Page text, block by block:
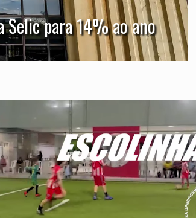
Selic para 14% ao ano